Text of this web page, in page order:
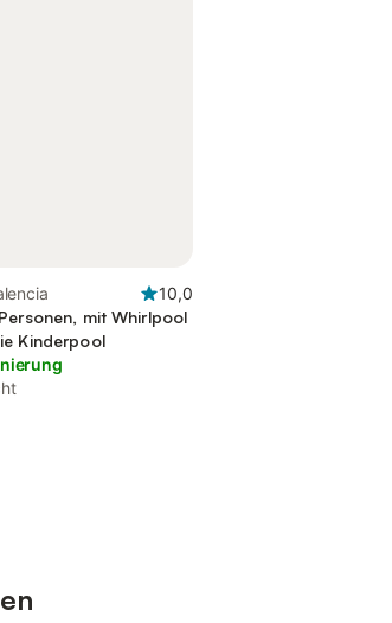
10,0
mit Whirlpool
Kinderpool